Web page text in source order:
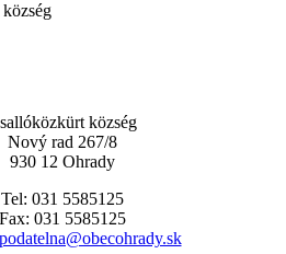
község
Nový rad 267/8
930 12 Ohrady
Tel: 031 5585125
Fax: 031 5585125
podatelna@obecohrady.sk